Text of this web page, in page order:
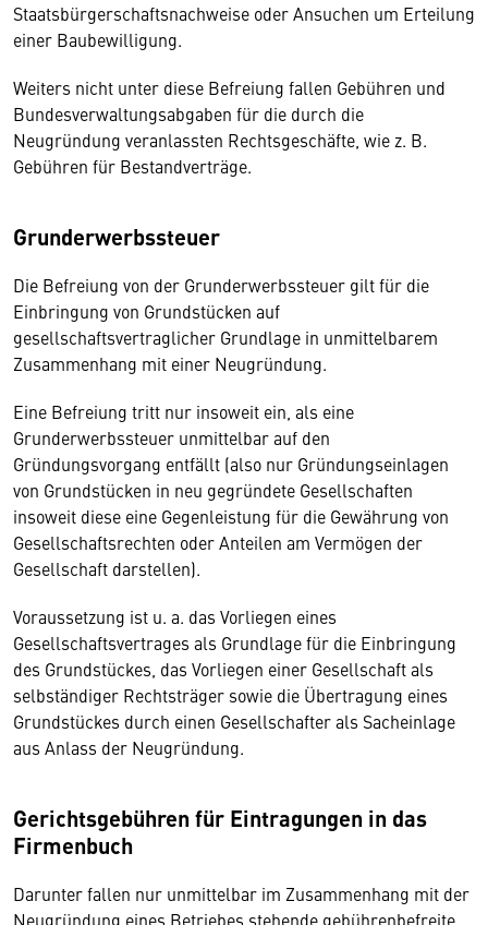
Staatsbürgerschaftsnachweise oder Ansuchen um Erteilung
einer Baubewilligung.
Weiters nicht unter diese Befreiung fallen Gebühren und
Bundesverwaltungsabgaben für die durch die
Neugründung veranlassten Rechtsgeschäfte, wie z. B.
Gebühren für Bestandverträge.
Grunderwerbssteuer
Die Befreiung von der Grunderwerbssteuer gilt für die
Einbringung von Grundstücken auf
gesellschaftsvertraglicher Grundlage in unmittelbarem
Zusammenhang mit einer Neugründung.
Eine Befreiung tritt nur insoweit ein, als eine
Grunderwerbssteuer unmittelbar auf den
Gründungsvorgang entfällt (also nur Gründungseinlagen
von Grundstücken in neu gegründete Gesellschaften
insoweit diese eine Gegenleistung für die Gewährung von
Gesellschaftsrechten oder Anteilen am Vermögen der
Gesellschaft darstellen).
Voraussetzung ist u. a. das Vorliegen eines
Gesellschaftsvertrages als Grundlage für die Einbringung
des Grundstückes, das Vorliegen einer Gesellschaft als
selbständiger Rechtsträger sowie die Übertragung eines
Grundstückes durch einen Gesellschafter als Sacheinlage
aus Anlass der Neugründung.
Gerichtsgebühren für Eintragungen in das
Firmenbuch
Darunter fallen nur unmittelbar im Zusammenhang mit der
Neugründung eines Betriebes stehende gebührenbefreite